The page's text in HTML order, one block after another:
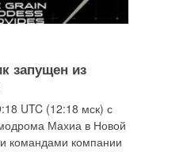
запущен из
UTC (12:18 мск) с
Махиа в Новой
командами компании